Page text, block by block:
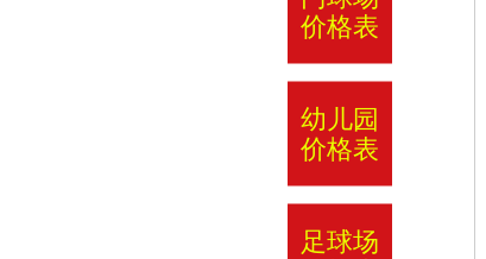
价格表
幼儿园
价格表
足球场